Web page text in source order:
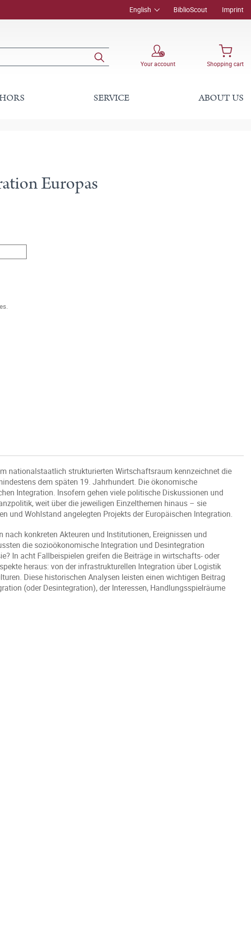
English BiblioScout Imprint
Your account Shopping cart
SERVICE ABOUT US
Europas
nationalstaatlich strukturierten Wirtschaftsraum kennzeichnet die
dem späten 19. Jahrhundert. Die ökonomische
Integration. Insofern gehen viele politische Diskussionen und
weit über die jeweiligen Einzelthemen hinaus – sie
und Wohlstand angelegten Projekts der Europäischen Integration.
konkreten Akteuren und Institutionen, Ereignissen und
die sozioökonomische Integration und Desintegration
In acht Fallbeispielen greifen die Beiträge in wirtschafts- oder
heraus: von der infrastrukturellen Integration über Logistik
Diese historischen Analysen leisten einen wichtigen Beitrag
(oder Desintegration), der Interessen, Handlungsspielräume